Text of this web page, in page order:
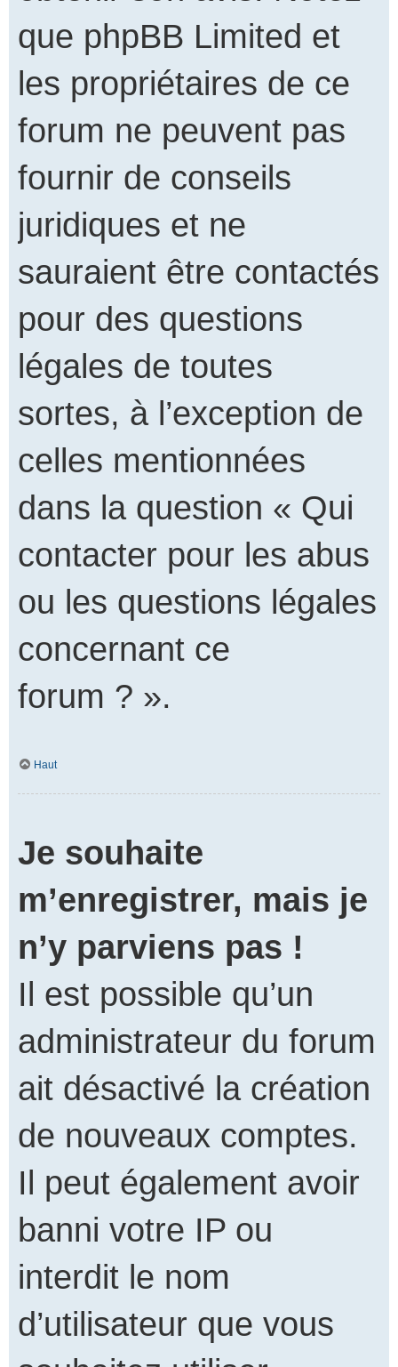
que phpBB Limited et
les propriétaires de ce
forum ne peuvent pas
fournir de conseils
juridiques et ne
sauraient être contactés
pour des questions
légales de toutes
sortes, à l’exception de
celles mentionnées
dans la question « Qui
contacter pour les abus
ou les questions légales
concernant ce
forum ? ».
Haut
Je souhaite
m’enregistrer, mais je
n’y parviens pas !
Il est possible qu’un
administrateur du forum
ait désactivé la création
de nouveaux comptes.
Il peut également avoir
banni votre IP ou
interdit le nom
d’utilisateur que vous